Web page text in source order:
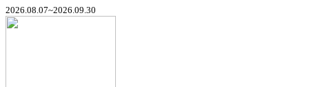
2026.08.07~2026.09.30